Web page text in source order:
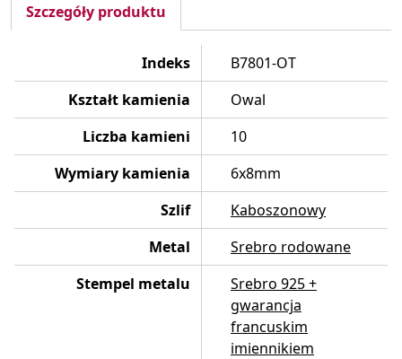
Szczegóły produktu
Indeks
B7801-OT
Kształt kamienia
Owal
Liczba kamieni
10
Wymiary kamienia
6x8mm
Szlif
Kaboszonowy
Metal
Srebro rodowane
Stempel metalu
Srebro 925 +
gwarancja
francuskim
imiennikiem